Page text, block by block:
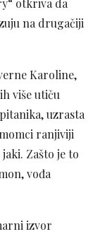
otkriva da
na drugačiji
Karoline,
više utiču
uzrasta
ranjiviji
Zašto je to
vođa
izvor